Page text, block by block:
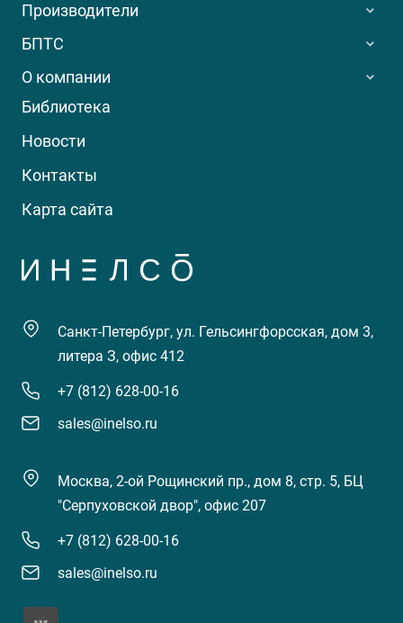
Производители
БПТС
О компании
Библиотека
Новости
Контакты
Карта сайта
Санкт-Петербург, ул. Гельсингфорсская, дом 3,
литера З, офис 412
+7 (812) 628-00-16
sales@inelso.ru
Москва, 2-ой Рощинский пр., дом 8, стр. 5, БЦ
"Серпуховской двор", офис 207
+7 (812) 628-00-16
sales@inelso.ru